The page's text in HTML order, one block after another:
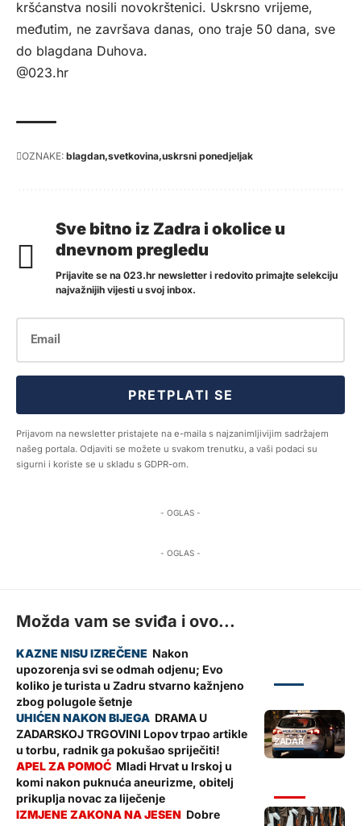
kršćanstva nosili novokrštenici. Uskrsno vrijeme,
međutim, ne završava danas, ono traje 50 dana, sve
do blagdana Duhova.
@023.hr
OZNAKE: blagdan svetkovina uskrsni ponedjeljak
Sve bitno iz Zadra i okolice u
dnevnom pregledu
Prijavite se na 023.hr newsletter i redovito primajte selekciju
najvažnijih vijesti u svoj inbox.
PRETPLATI SE
Prijavom na newsletter pristajete na e-maila s najzanimljivijim sadržajem
našeg portala. Odjaviti se možete u svakom trenutku, a vaši podaci su
sigurni i koriste se u skladu s GDPR-om.
- OGLAS -
- OGLAS -
Možda vam se sviđa i ovo...
Nakon
upozorenja svi se odmah odjenu; Evo
koliko je turista u Zadru stvarno kažnjeno
zbog polugole šetnje
ZADAR
DRAMA U
ZADARSKOJ TRGOVINI Lopov trpao artikle
u torbu, radnik ga pokušao spriječiti!
Mladi Hrvat u Irskoj u
komi nakon puknuća aneurizme, obitelj
prikuplja novac za liječenje
Dobre